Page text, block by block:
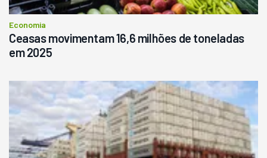
Economia
Ceasas movimentam 16,6 milhões de toneladas
em 2025